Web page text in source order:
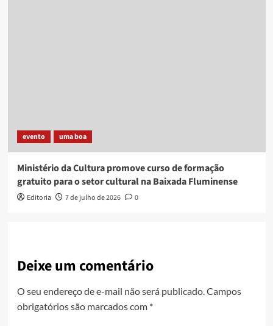
evento uma boa
Ministério da Cultura promove curso de formação
gratuito para o setor cultural na Baixada Fluminense
Editoria 7 de julho de 2026 0
Deixe um comentário
O seu endereço de e-mail não será publicado.Campos
obrigatórios são marcados com *